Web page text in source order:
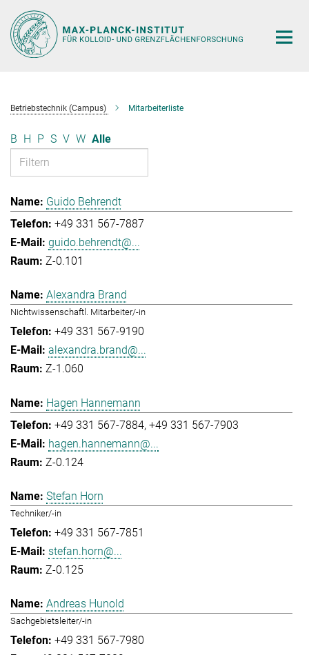
Hauptinhalt
Betriebstechnik (Campus) Mitarbeiterliste
B H P S V W Alle
Guido Behrendt
+49 331 567-7887
guido.behrendt@...
Z-0.101
Alexandra Brand
Nichtwissenschaftl. Mitarbeiter/-in
+49 331 567-9190
alexandra.brand@...
Z-1.060
Hagen Hannemann
+49 331 567-7884 +49 331 567-7903
hagen.hannemann@...
Z-0.124
Stefan Horn
Techniker/-in
+49 331 567-7851
stefan.horn@...
Z-0.125
Andreas Hunold
Sachgebietsleiter/-in
+49 331 567-7980